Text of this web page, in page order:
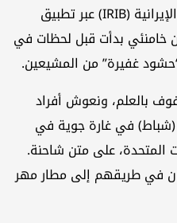
وذكرت هيئة الإذاعة والتلفزيون الإيرانية (IRIB) عبر تطبيق
خامنئي بدأت قبل لحظات في
غفيرة” من المشيعين.
بالعلم، ونعوش أفراد
قتلوا في 28 فبراير (شباط) في غارة جوية في
المتحدة، على متن شاحنة.
في طريقهم إلى مطار مهر